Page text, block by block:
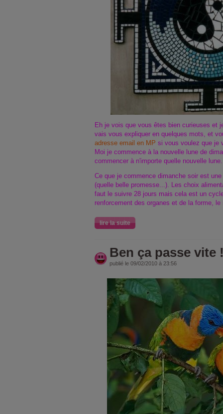
Eh je vois que vous êtes bien curieuses et
vais vous expliquer en quelques mots, et
adresse email en MP si vous voulez que je
Moi je commence à la nouvelle lune de
commencer à n'importe quelle nouvelle lune.
Ce que je commence dimanche soir est
(quelle belle promesse...). Les choix
faut le suivre 28 jours mais cela est un
renforcement des organes et de la forme,
lire la suite
Ben ça passe vite
publié le 09/02/2010 à 23:56